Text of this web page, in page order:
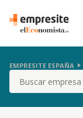
EMPRESITE ESPAÑA
Buscar